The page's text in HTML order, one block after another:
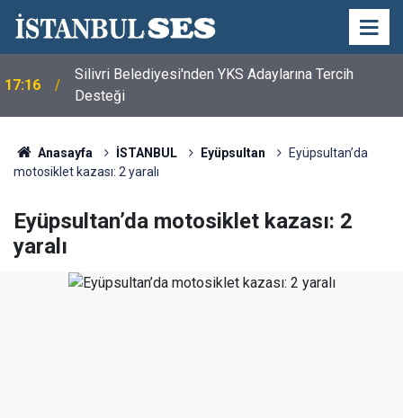
17:16
Silivri Belediyesi'nden YKS Adaylarına Tercih
Desteği
Anasayfa İSTANBUL Eyüpsultan
Eyüpsultan’da
motosiklet kazası: 2 yaralı
Eyüpsultan’da motosiklet kazası: 2
yaralı